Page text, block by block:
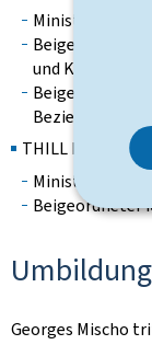
Ministerin der
Beigeordnete
und
Beigeordnete
Beziehungen
THILL Eric
Minister für
Beigeordneter
Georges Mischo